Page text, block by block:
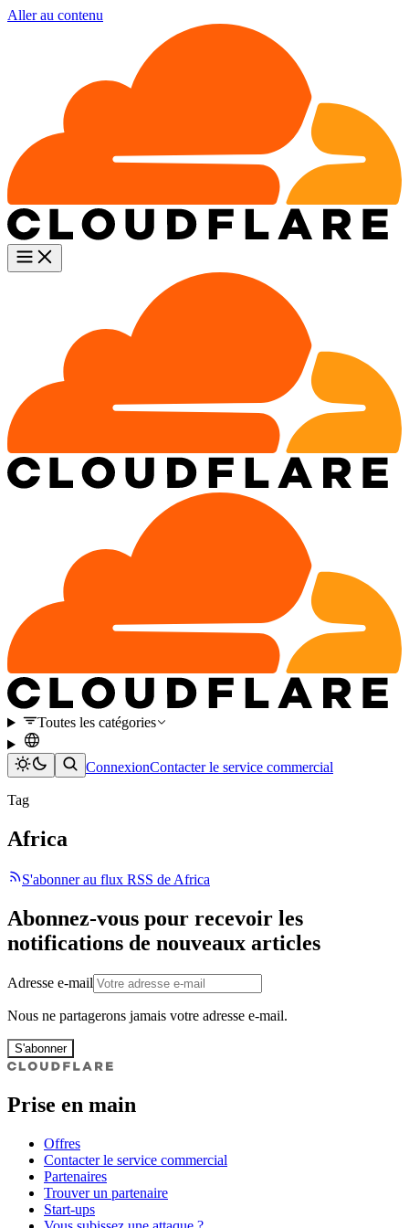
Aller au contenu
Toutes les catégories
ConnexionContacter le service commercial
Tag
Africa
S'abonner au flux RSS de Africa
Abonnez-vous pour recevoir les
notifications de nouveaux articles
Adresse e-mail
Nous ne partagerons jamais votre adresse e-mail.
S'abonner
Prise en main
Offres
Contacter le service commercial
Partenaires
Trouver un partenaire
Start-ups